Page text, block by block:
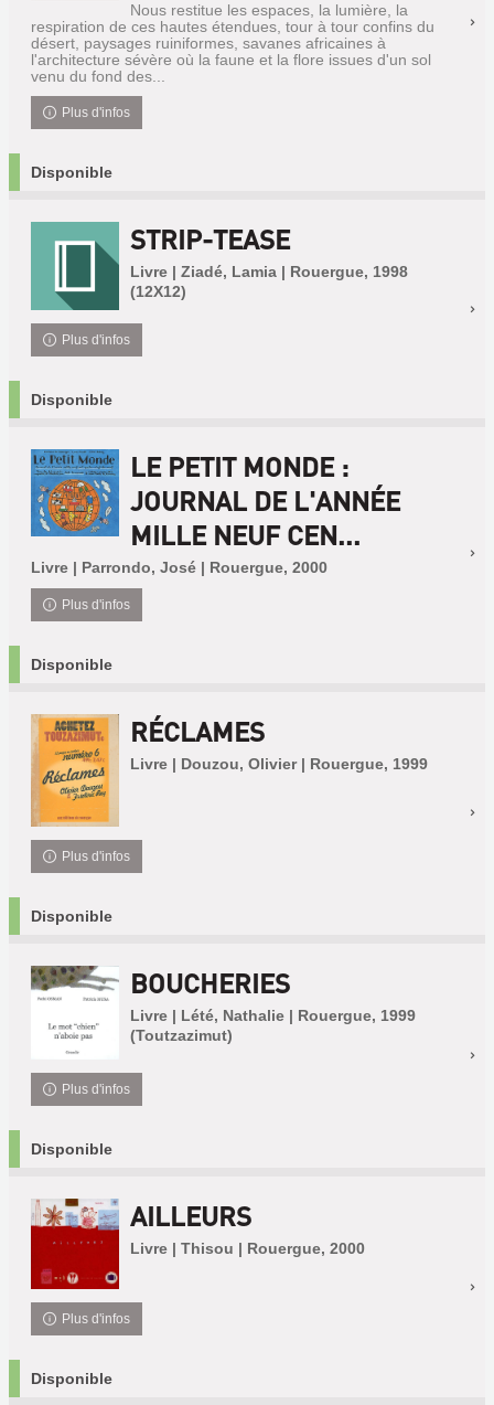
Nous restitue les espaces, la lumière, la
respiration de ces hautes étendues, tour à tour confins du
désert, paysages ruiniformes, savanes africaines à
l'architecture sévère où la faune et la flore issues d'un sol
venu du fond des...
Plus d'infos
Disponible
STRIP-TEASE
Livre | Ziadé, Lamia | Rouergue, 1998
(12X12)
Plus d'infos
Disponible
LE PETIT MONDE :
JOURNAL DE L'ANNÉE
MILLE NEUF CEN...
Livre | Parrondo, José | Rouergue, 2000
Plus d'infos
Disponible
RÉCLAMES
Livre | Douzou, Olivier | Rouergue, 1999
Plus d'infos
Disponible
BOUCHERIES
Livre | Lété, Nathalie | Rouergue, 1999
(Toutzazimut)
Plus d'infos
Disponible
AILLEURS
Livre | Thisou | Rouergue, 2000
Plus d'infos
Disponible